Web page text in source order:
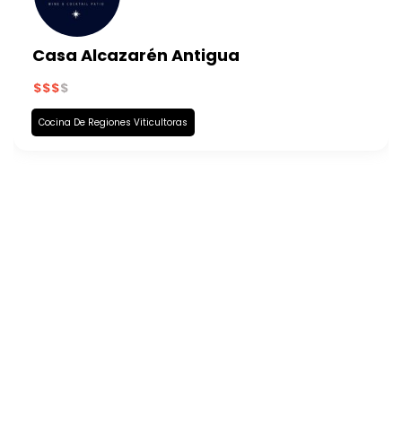
Casa Alcazarén Antigua
Cocina De Regiones Viticultoras